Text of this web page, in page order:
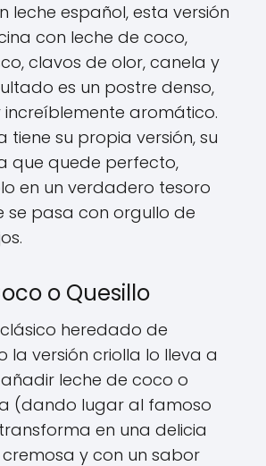
leche español, esta versión
con leche de coco,
clavos de olor, canela y
es un postre denso,
aromático.
tiene su propia versión, su
que quede perfecto,
en un verdadero tesoro
se pasa con orgullo de
o Quesillo
clásico heredado de
la versión criolla lo lleva a
leche de coco o
(dando lugar al famoso
en una delicia
y con un sabor